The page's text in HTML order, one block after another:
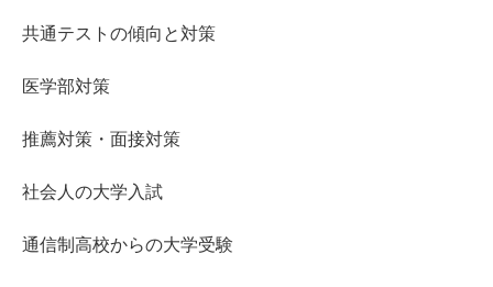
共通テストの傾向と対策
医学部対策
推薦対策・面接対策
社会人の大学入試
通信制高校からの大学受験